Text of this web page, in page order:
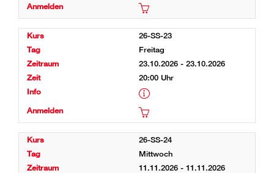
26-SS-23
Freitag
23.10.2026 - 23.10.2026
20:00 Uhr
26-SS-24
Mittwoch
11.11.2026 - 11.11.2026